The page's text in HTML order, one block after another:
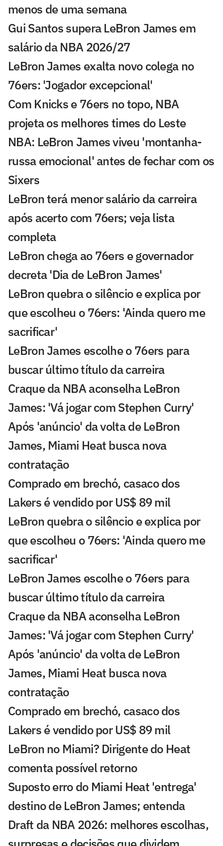
menos de uma semana
Gui Santos supera LeBron James em
salário da NBA 2026/27
LeBron James exalta novo colega no
76ers: 'Jogador excepcional'
Com Knicks e 76ers no topo, NBA
projeta os melhores times do Leste
NBA: LeBron James viveu 'montanha-
russa emocional' antes de fechar com os
Sixers
LeBron terá menor salário da carreira
após acerto com 76ers; veja lista
completa
LeBron chega ao 76ers e governador
decreta 'Dia de LeBron James'
LeBron quebra o silêncio e explica por
que escolheu o 76ers: 'Ainda quero me
sacrificar'
LeBron James escolhe o 76ers para
buscar último título da carreira
Craque da NBA aconselha LeBron
James: 'Vá jogar com Stephen Curry'
Após 'anúncio' da volta de LeBron
James, Miami Heat busca nova
contratação
Comprado em brechó, casaco dos
Lakers é vendido por US$ 89 mil
LeBron quebra o silêncio e explica por
que escolheu o 76ers: 'Ainda quero me
sacrificar'
LeBron James escolhe o 76ers para
buscar último título da carreira
Craque da NBA aconselha LeBron
James: 'Vá jogar com Stephen Curry'
Após 'anúncio' da volta de LeBron
James, Miami Heat busca nova
contratação
Comprado em brechó, casaco dos
Lakers é vendido por US$ 89 mil
LeBron no Miami? Dirigente do Heat
comenta possível retorno
Suposto erro do Miami Heat 'entrega'
destino de LeBron James; entenda
Draft da NBA 2026: melhores escolhas,